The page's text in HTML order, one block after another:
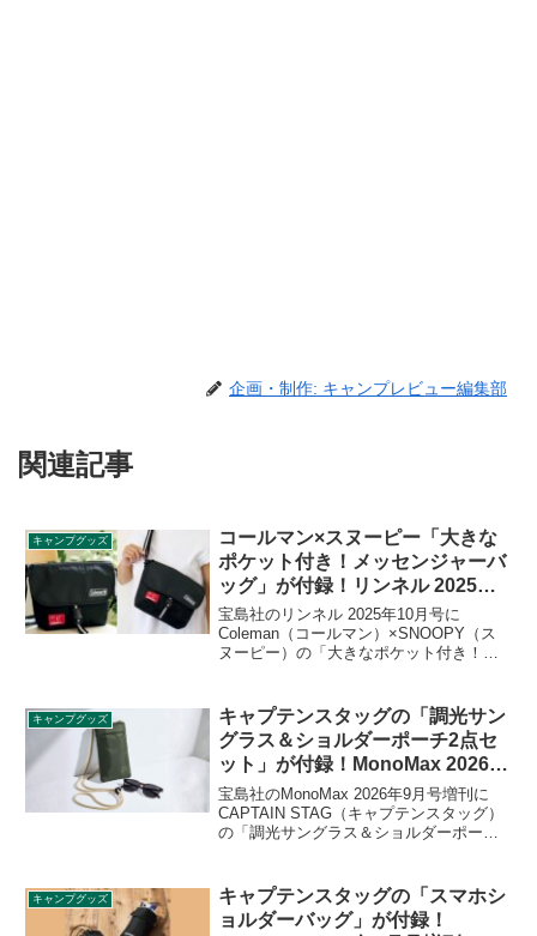
企画・制作: キャンプレビュー編集部
関連記事
キャンプグッズ
コールマン×スヌーピー「大きな
ポケット付き！メッセンジャーバ
ッグ」が付録！リンネル 2025年
10月号
宝島社のリンネル 2025年10月号に
Coleman（コールマン）×SNOOPY（ス
ヌーピー）の「大きなポケット付き！メ
メッセンジャーバッグで、汚れにくいフ
ラップや大きなポケット付きでとても機
能的です。詳細をレビューします。
キャンプグッズ
キャプテンスタッグの「調光サン
グラス＆ショルダーポーチ2点セ
ット」が付録！MonoMax 2026年
9月号増刊
宝島社のMonoMax 2026年9月号増刊に
CAPTAIN STAG（キャプテンスタッグ）
の「調光サングラス＆ショルダーポーチ2
ケットを搭載しており、 入れたままタッ
チ操作が可能で、使い勝手も抜群です。
詳細をレビューします。
キャンプグッズ
キャプテンスタッグの「スマホシ
ョルダーバッグ」が付録！